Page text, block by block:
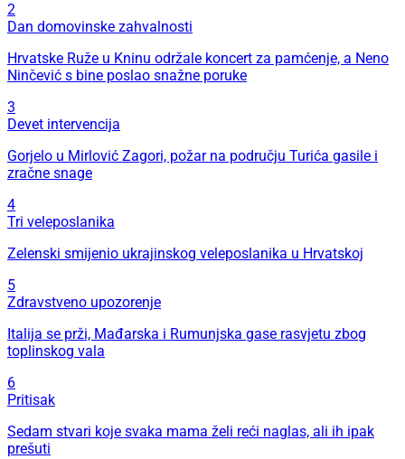
2
Dan domovinske zahvalnosti
Hrvatske Ruže u Kninu održale koncert za pamćenje, a Neno
Ninčević s bine poslao snažne poruke
3
Devet intervencija
Gorjelo u Mirlović Zagori, požar na području Turića gasile i
zračne snage
4
Tri veleposlanika
Zelenski smijenio ukrajinskog veleposlanika u Hrvatskoj
5
Zdravstveno upozorenje
Italija se prži, Mađarska i Rumunjska gase rasvjetu zbog
toplinskog vala
6
Pritisak
Sedam stvari koje svaka mama želi reći naglas, ali ih ipak
prešuti